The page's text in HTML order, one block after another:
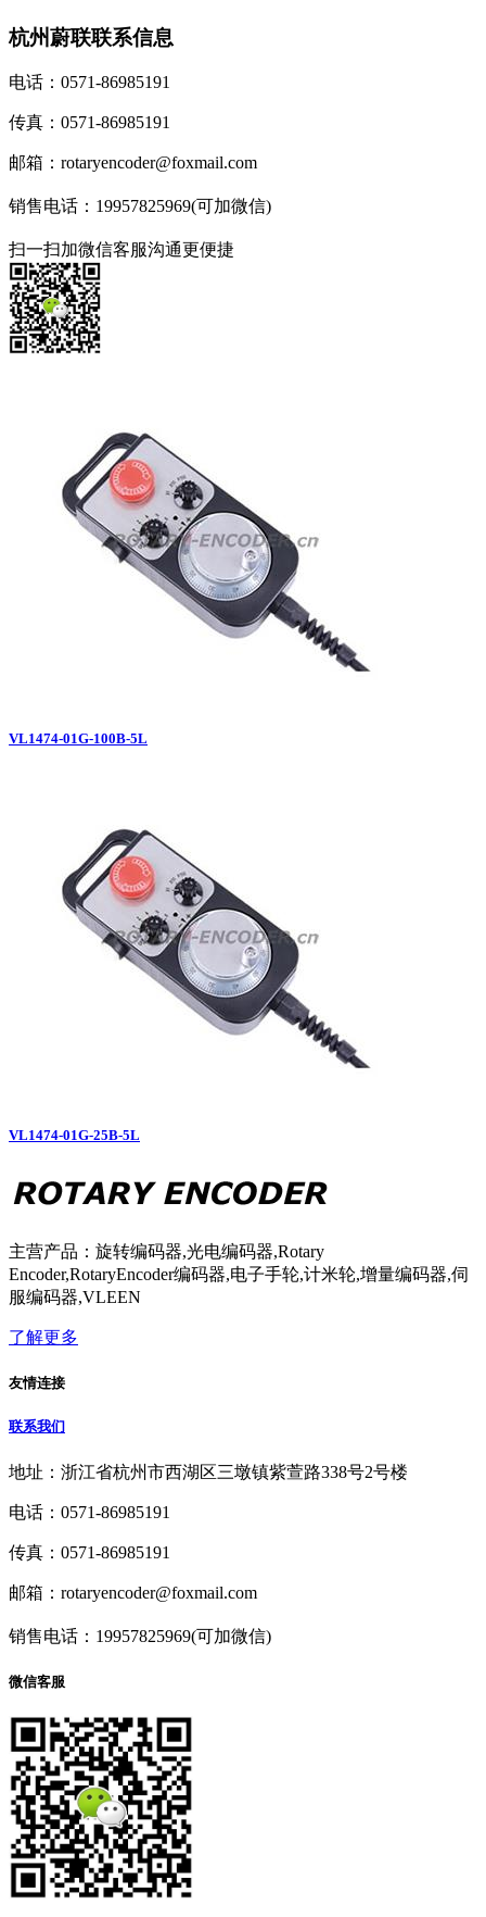
杭州蔚联联系信息
电话：0571-86985191
传真：0571-86985191
邮箱：rotaryencoder@foxmail.com
销售电话：19957825969(可加微信)
扫一扫加微信客服沟通更便捷
VL1474-01G-100B-5L
VL1474-01G-25B-5L
主营产品：旋转编码器,光电编码器,Rotary
Encoder,RotaryEncoder编码器,电子手轮,计米轮,增量编码器,伺
服编码器,VLEEN
了解更多
友情连接
联系我们
地址：浙江省杭州市西湖区三墩镇紫萱路338号2号楼
电话：0571-86985191
传真：0571-86985191
邮箱：rotaryencoder@foxmail.com
销售电话：19957825969(可加微信)
微信客服